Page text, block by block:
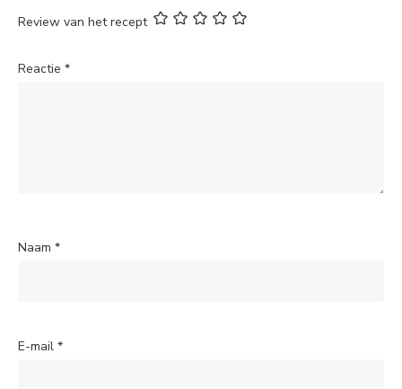
Review van het recept
Reactie *
Naam *
E-mail *